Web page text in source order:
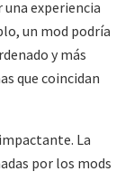
experiencia
un mod podría
y más
que coincidan
La
por los mods